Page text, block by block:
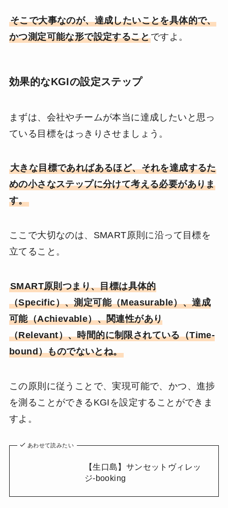
そこで大事なのが、達成したいことを具体的で、
かつ測定可能な形で設定することですよ。
効果的なKGIの設定ステップ
まずは、会社やチームが本当に達成したいと思っ
ている目標をはっきりさせましょう。
大きな目標であればあるほど、それを達成するた
めの小さなステップに分けて考える必要がありま
す。
ここで大切なのは、SMART原則に沿って目標を
立てること。
SMART原則つまり、目標は具体的
（Specific）、測定可能（Measurable）、達成
可能（Achievable）、関連性があり
（Relevant）、時間的に制限されている（Time-
bound）ものでないとね。
この原則に従うことで、実現可能で、かつ、進捗
を測ることができるKGIを設定することができま
すよ。
あわせて読みたい
【生口島】サンセットヴィレッ
ジ-booking